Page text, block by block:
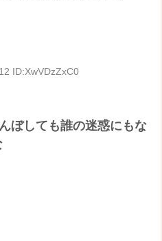
ID:XwVDzZxC0
ぼしても誰の迷惑にもな